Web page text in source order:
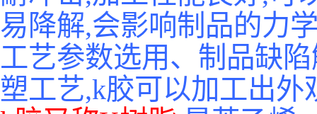
易降解,会影响制品的力
工艺参数选用、制品缺
塑工艺,k胶可以加工出